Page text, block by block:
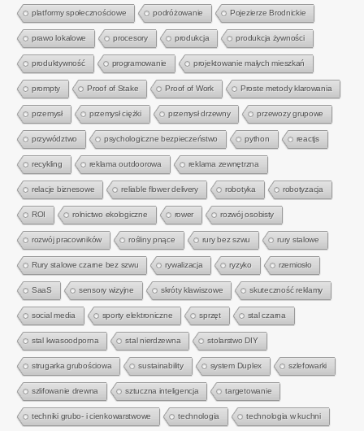
platformy społecznościowe podróżowanie Pojezierze Brodnickie
prawo lokalowe procesory produkcja produkcja żywności
produktywność programowanie projektowanie małych mieszkań
prompty Proof of Stake Proof of Work Proste metody klarowania
przemysł przemysł ciężki przemysł drzewny przewozy grupowe
przywództwo psychologiczne bezpieczeństwo python reactjs
recykling reklama outdoorowa reklama zewnętrzna
relacje biznesowe reliable flower delivery robotyka robotyzacja
ROI rolnictwo ekologiczne rower rozwój osobisty
rozwój pracowników rośliny pnące rury bez szwu rury stalowe
Rury stalowe czarne bez szwu rywalizacja ryzyko rzemiosło
SaaS sensory wizyjne skróty klawiszowe skuteczność reklamy
social media sporty elektroniczne sprzęt stal czarna
stal kwasoodporna stal nierdzewna stolarstwo DIY
strugarka grubościowa sustainability system Duplex szlefowarki
szlifowanie drewna sztuczna inteligencja targetowanie
techniki grubo- i cienkowarstwowe technologia technologia w kuchni